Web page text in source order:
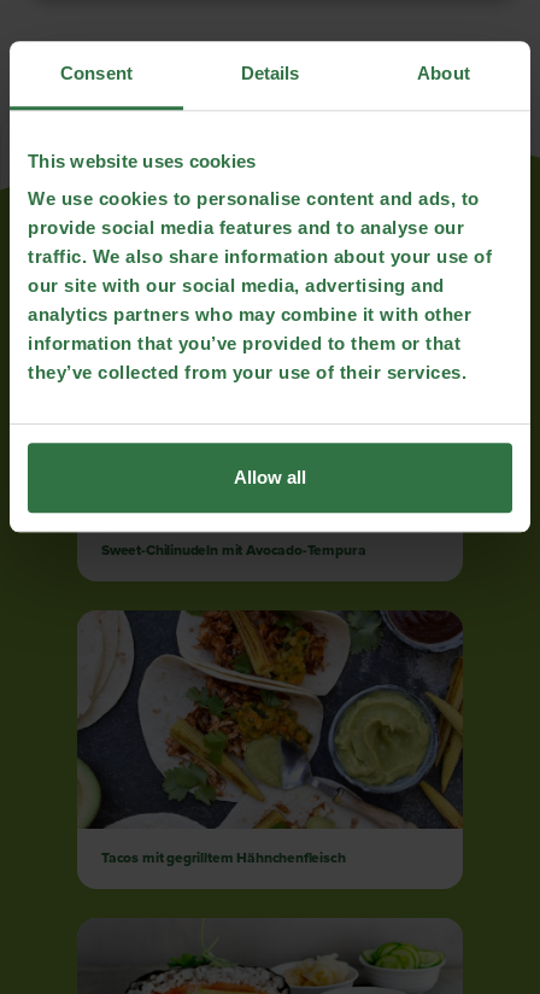
Consent Details About
This website uses cookies
We use cookies to personalise content and ads, to
provide social media features and to analyse our
traffic. We also share information about your use of
our site with our social media, advertising and
analytics partners who may combine it with other
information that you’ve provided to them or that
they’ve collected from your use of their services.
Allow all
More Recipes...
Sweet-Chilinudeln mit Avocado-Tempura
Tacos mit gegrilltem Hähnchenfleisch